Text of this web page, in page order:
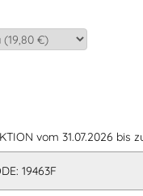
vom 31.07.2026 bis
19463F